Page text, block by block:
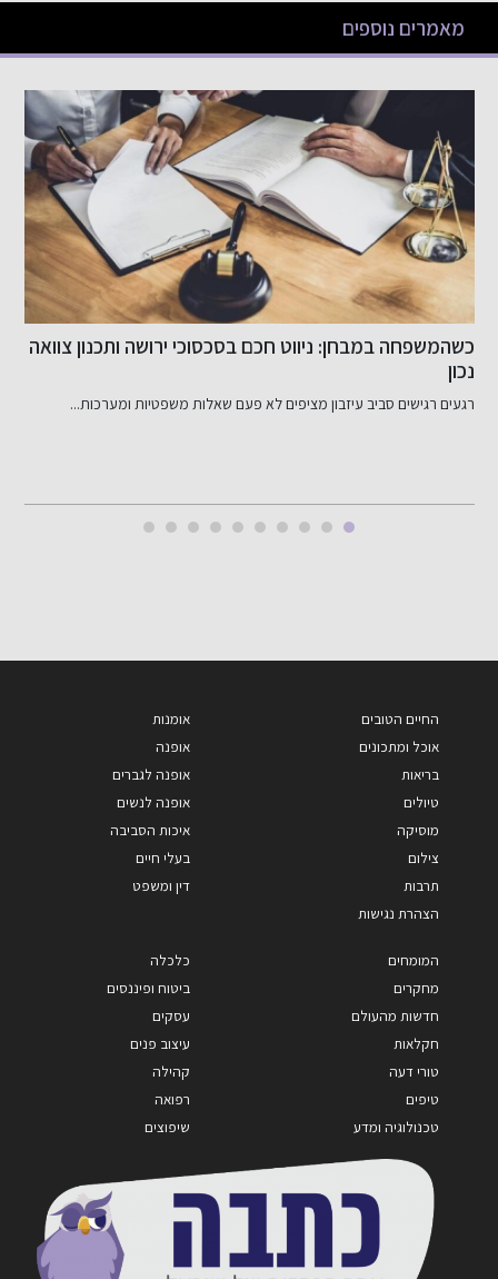
מאמרים נוספים
כשהמשפחה במבחן: ניווט חכם בסכסוכי ירושה ותכנון צוואה
נכון
רגעים רגישים סביב עיזבון מציפים לא פעם שאלות משפטיות ומערכות...
החיים הטובים
אוכל ומתכונים
בריאות
טיולים
מוסיקה
צילום
תרבות
הצהרת נגישות
אומנות
אופנה
אופנה לגברים
אופנה לנשים
איכות הסביבה
בעלי חיים
דין ומשפט
המומחים
מחקרים
חדשות מהעולם
חקלאות
טורי דעה
טיפים
טכנולוגיה ומדע
כלכלה
ביטוח ופיננסים
עסקים
עיצוב פנים
קהילה
רפואה
שיפוצים